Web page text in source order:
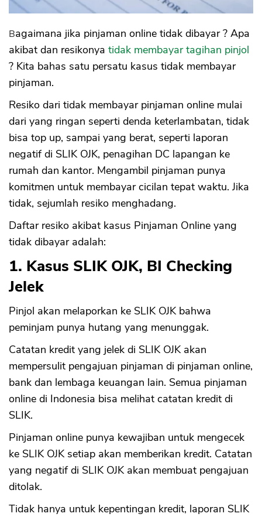
Bagaimana jika pinjaman online tidak dibayar ? Apa
akibat dan resikonya tidak membayar tagihan pinjol
? Kita bahas satu persatu kasus tidak membayar
pinjaman.
Resiko dari tidak membayar pinjaman online mulai
dari yang ringan seperti denda keterlambatan, tidak
bisa top up, sampai yang berat, seperti laporan
negatif di SLIK OJK, penagihan DC lapangan ke
rumah dan kantor. Mengambil pinjaman punya
komitmen untuk membayar cicilan tepat waktu. Jika
tidak, sejumlah resiko menghadang.
Daftar resiko akibat kasus Pinjaman Online yang
tidak dibayar adalah:
1. Kasus SLIK OJK, BI Checking
Jelek
Pinjol akan melaporkan ke SLIK OJK bahwa
peminjam punya hutang yang menunggak.
Catatan kredit yang jelek di SLIK OJK akan
mempersulit pengajuan pinjaman di pinjaman online,
bank dan lembaga keuangan lain. Semua pinjaman
online di Indonesia bisa melihat catatan kredit di
SLIK.
Pinjaman online punya kewajiban untuk mengecek
ke SLIK OJK setiap akan memberikan kredit. Catatan
yang negatif di SLIK OJK akan membuat pengajuan
ditolak.
Tidak hanya untuk kepentingan kredit, laporan SLIK